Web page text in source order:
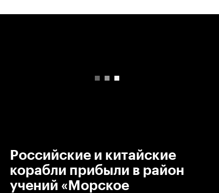
Российские и китайские
корабли прибыли в район
учений «Морское